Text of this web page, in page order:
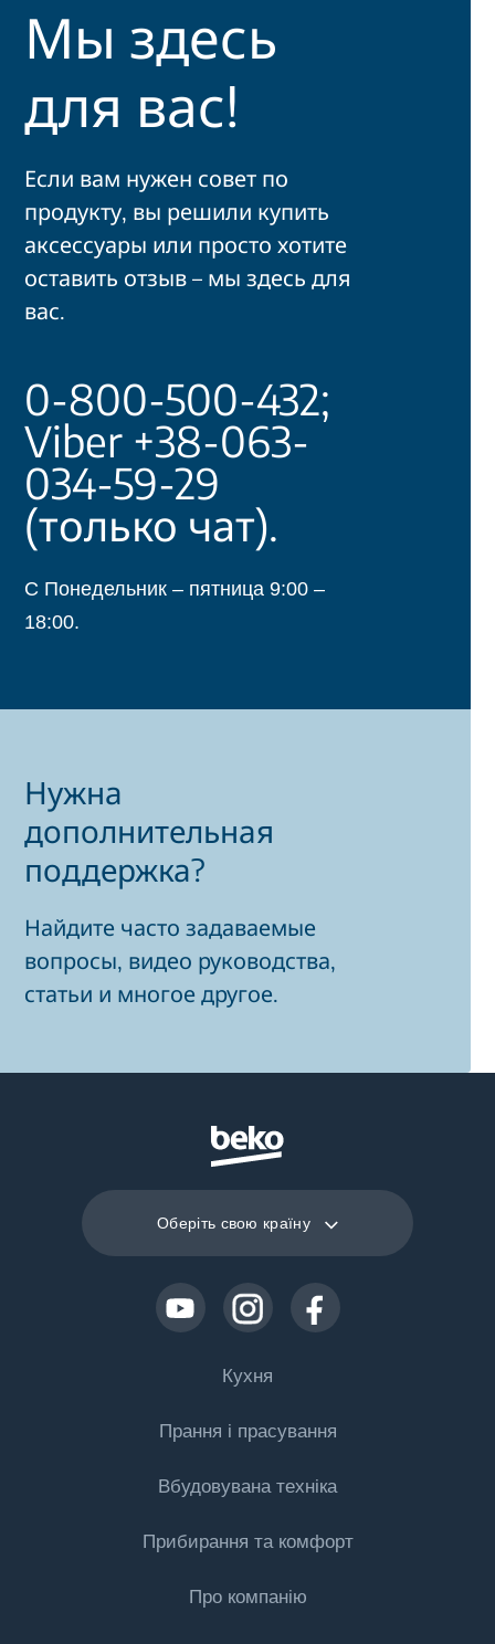
Мы здесь
для вас!
Если вам нужен совет по
продукту, вы решили купить
аксессуары или просто хотите
оставить отзыв – мы здесь для
вас.
0-800-500-432;
Viber +38-063-
034-59-29
(только чат).
С Понедельник – пятница 9:00 –
18:00.
Нужна
дополнительная
поддержка?
Найдите часто задаваемые
вопросы, видео руководства,
статьи и многое другое.
Оберіть свою країну
Кухня
Охолодження
Холодильники
Морозильні камери
Прання і прасування
Пральні машини
Пральні машини
Пральні машини з сушаркою
Вбудовувана техніка
Вбудовувані холодильники
Прибирання та комфорт
Кліматична техніка
Про компанію